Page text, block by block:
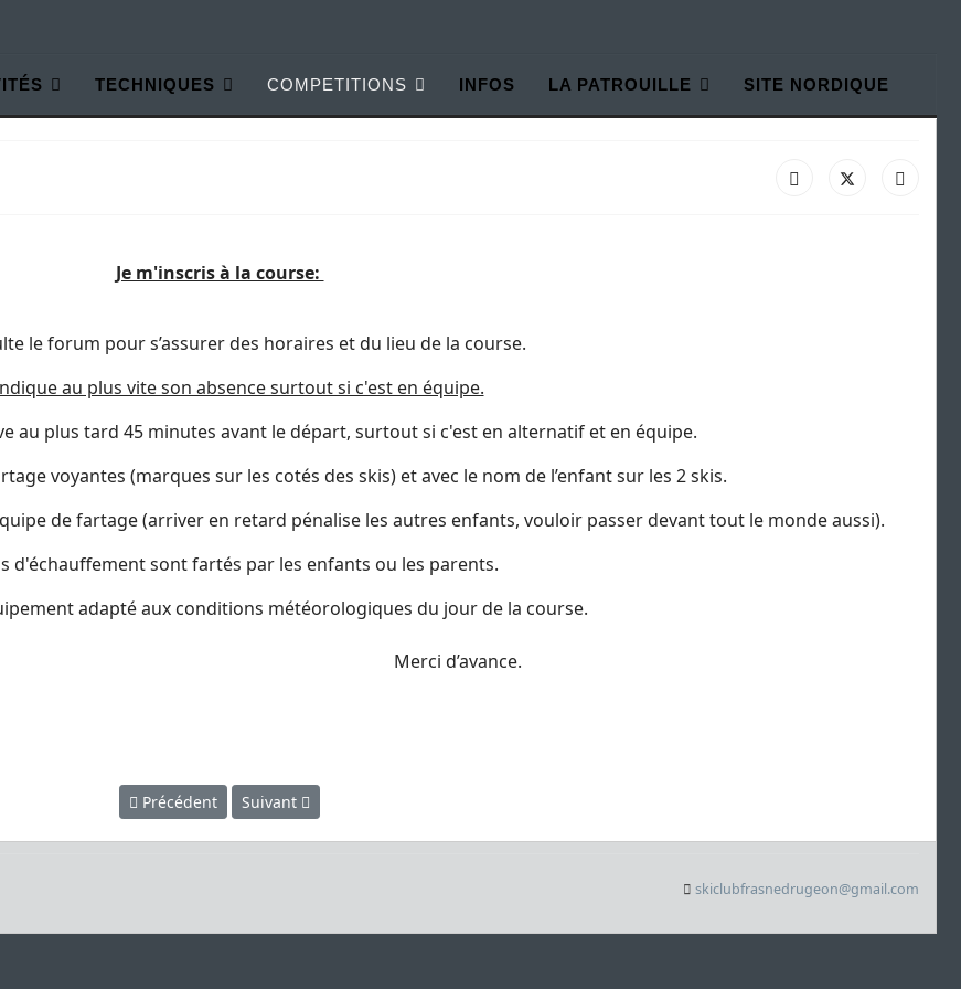
TECHNIQUES COMPETITIONS INFOS LA PATROUILLE SITE NORDIQUE
Je m'inscris à la course:
le forum pour s’assurer des horaires et du lieu de la course.
au plus vite son absence surtout si c'est en équipe.
au plus tard 45 minutes avant le départ, surtout si c'est en alternatif et en équipe.
voyantes (marques sur les cotés des skis) et avec le nom de l’enfant sur les 2 skis.
de fartage (arriver en retard pénalise les autres enfants, vouloir passer devant tout le monde aussi).
d'échauffement sont fartés par les enfants ou les parents.
adapté aux conditions météorologiques du jour de la course.
d’avance.
Article précédent : COURSE SCFD
Précédent Article suivant : Tableau des Categories
Suivant
skiclubfrasnedrugeon@gmail.com